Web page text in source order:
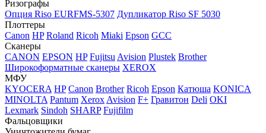
Ризографы
Опция Riso EURFMS-5307 Дупликатор Riso SF 5030
Плоттеры
Canon HP Roland Ricoh Miaki Epson GCC
Сканеры
CANON EPSON HP Fujitsu Avision Plustek Brother
Широкоформатные сканеры XEROX
МФУ
KYOCERA HP Canon Brother Ricoh Epson Катюша KONICA
MINOLTA Pantum Xerox Avision F+ Гравитон Deli OKI
Lexmark Sindoh SHARP Fujifilm
Фальцовщики